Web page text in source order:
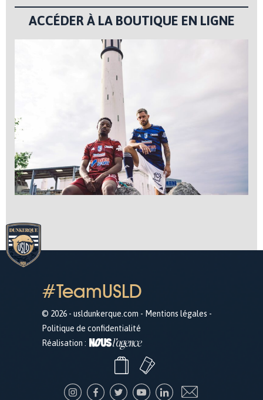
ACCÉDER À LA BOUTIQUE EN LIGNE
#TeamUSLD
© 2026 - usldunkerque.com - Mentions légales -
Politique de confidentialité
Réalisation :